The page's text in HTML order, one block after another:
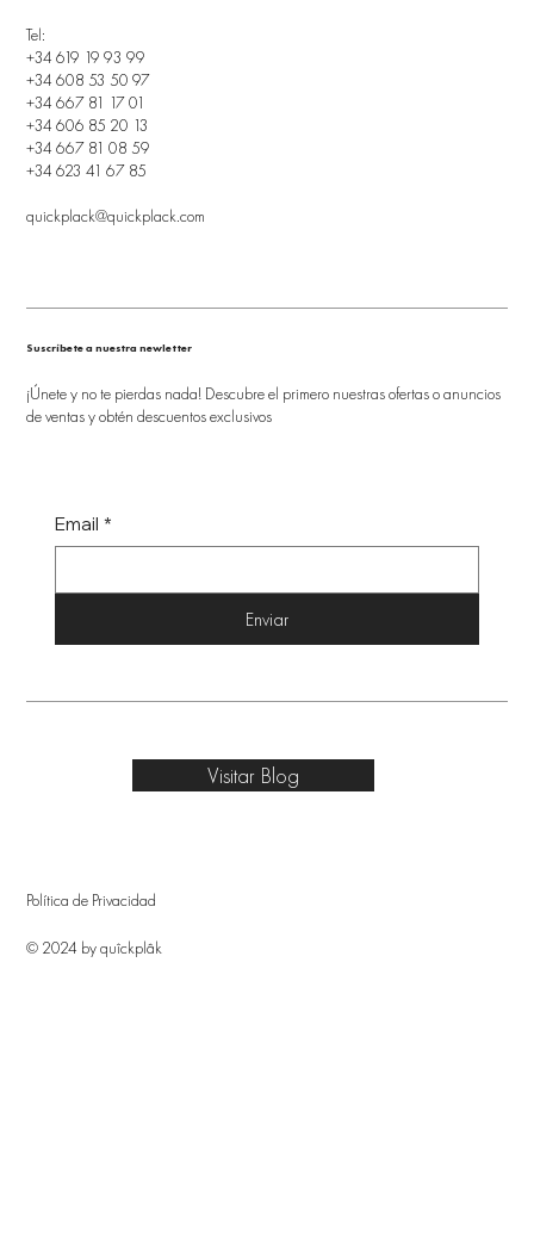
Tel:
+34 619 19 93 99
+34 608 53 50 97
+34 667 81 17 01
+34 606 85 20 13
+34 667 81 08 59
+34 623 41 67 85
quickplack@quickplack.com
Suscríbete a nuestra newletter
¡Únete y no te pierdas nada! Descubre el primero nuestras ofertas o anuncios
de ventas y obtén descuentos exclusivos
Email *
Enviar
Política de Privacidad
© 2024 by quîckplâk
Visitar Blog